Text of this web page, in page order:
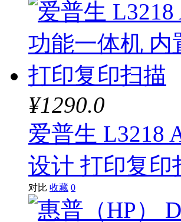
¥1290.0
爱普生 L3218
设计 打印复印
对比 收藏 0